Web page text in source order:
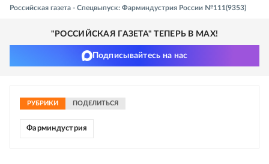
Российская газета - Спецвыпуск: Фарминдустрия России №111(9353)
"РОССИЙСКАЯ ГАЗЕТА" ТЕПЕРЬ В MAX!
Подписывайтесь на нас
РУБРИКИ ПОДЕЛИТЬСЯ
Фарминдустрия